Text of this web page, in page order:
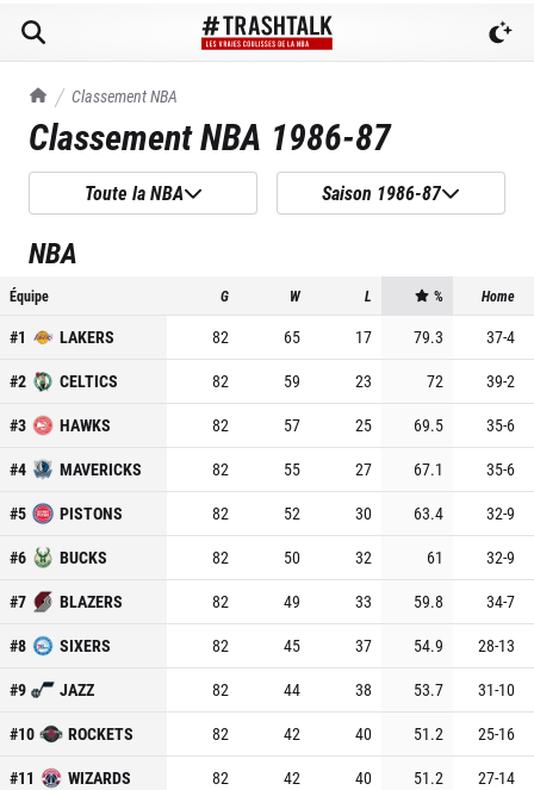
TrashTalk Actu NBA
Classement NBA
Classement NBA 1986-87
Toute la NBA Saison 1986-87
NBA
Équipe G W L % Home
#1 LAKERS 82 65 17 79.3 37-4
#2 CELTICS 82 59 23 72 39-2
#3 HAWKS 82 57 25 69.5 35-6
#4 MAVERICKS 82 55 27 67.1 35-6
#5 PISTONS 82 52 30 63.4 32-9
#6 BUCKS 82 50 32 61 32-9
#7 BLAZERS 82 49 33 59.8 34-7
#8 SIXERS 82 45 37 54.9 28-13
#9 JAZZ 82 44 38 53.7 31-10
#10 ROCKETS 82 42 40 51.2 25-16
#11 WIZARDS 82 42 40 51.2 27-14